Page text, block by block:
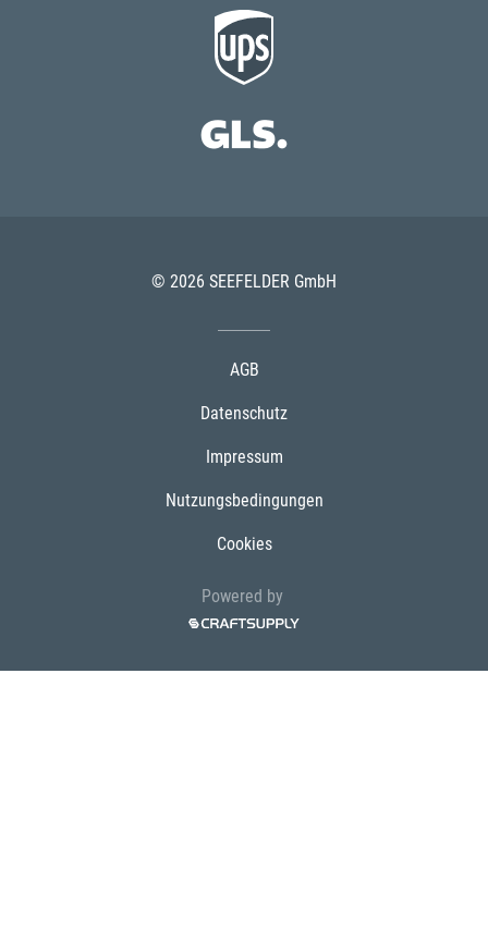
© 2026 SEEFELDER GmbH
AGB
Datenschutz
Impressum
Nutzungsbedingungen
Cookies
Powered by